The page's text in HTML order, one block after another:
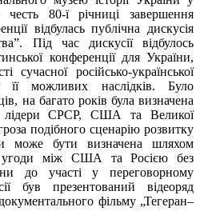
честь 80-ї річниці завершення
відбулась публічна дискусія
Під час дискусії відбулось
конференції для України,
сучасної російсько-української
її можливих наслідків. Було
на багато років була визначена
лідери СРСР, США та Великої
подібного сценарію розвитку
може бути визначена шляхом
угоди між США та Росією без
до участі у переговорному
був презентований відеоряд
фільму „Тегеран–